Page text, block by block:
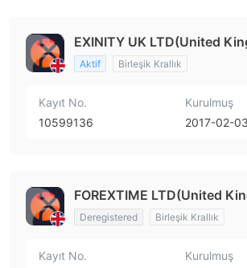
EXINITY UK LTD(United
Aktif Birleşik Krallık
Kayıt No.
10599136
Kurulmuş
2017-02-03
FOREXTIME LTD(United
Deregistered Birleşik Krallık
Kayıt No.
Kurulmuş